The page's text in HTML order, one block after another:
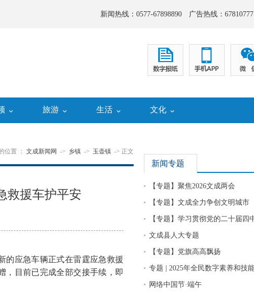
新闻热线：0577-67898890 广告热线：67810777
旅游 生活 文化
位置 ： 文成新闻网 -> 乡镇 -> 玉壶镇 -> 正文
救援车护平安
的应急车辆正式在雷霆应急救援
，目前已完成全部交接手续，即
新闻专题
【专题】聚焦2026文成两会
【专题】文成全力争创文明城市
【专题】学习贯彻党的二十届四
文成县人大专题
【专题】党旗高高飘扬
专题 | 2025年全民数字素养和技
网络中国节·端午